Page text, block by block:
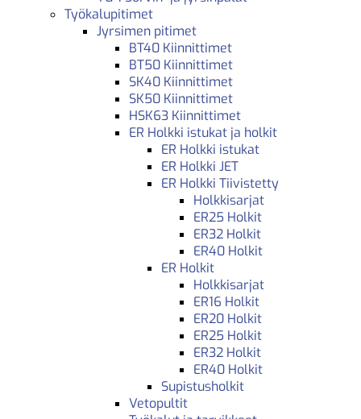
Työkalupitimet
Jyrsimen pitimet
BT40 Kiinnittimet
BT50 Kiinnittimet
SK40 Kiinnittimet
SK50 Kiinnittimet
HSK63 Kiinnittimet
ER Holkki istukat ja holkit
ER Holkki istukat
ER Holkki JET
ER Holkki Tiivistetty
Holkkisarjat
ER25 Holkit
ER32 Holkit
ER40 Holkit
ER Holkit
Holkkisarjat
ER16 Holkit
ER20 Holkit
ER25 Holkit
ER32 Holkit
ER40 Holkit
Supistusholkit
Vetopultit